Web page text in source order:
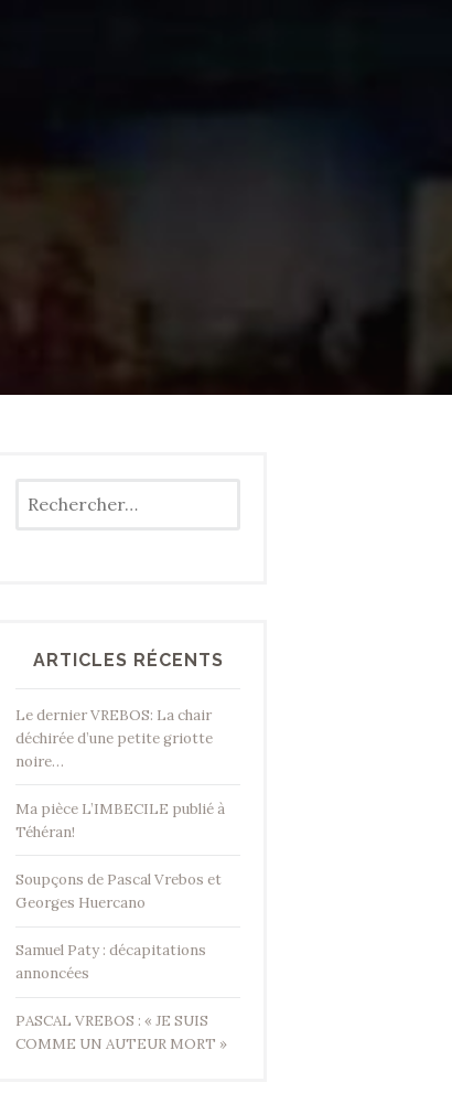
ARTICLES RÉCENTS
Le dernier VREBOS: La chair
déchirée d’une petite griotte
noire…
Ma pièce L’IMBECILE publié à
Téhéran!
Soupçons de Pascal Vrebos et
Georges Huercano
Samuel Paty : décapitations
annoncées
PASCAL VREBOS : « JE SUIS
COMME UN AUTEUR MORT »